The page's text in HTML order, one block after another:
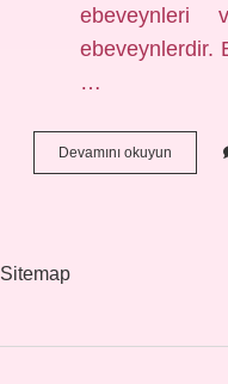
ebeveynleri
ebeveynlerdir.
…
Devamını okuyun
Derece
Sitemap